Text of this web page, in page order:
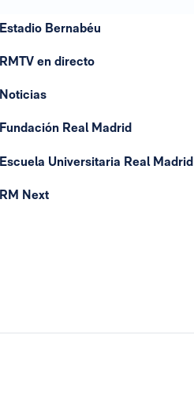
Estadio Bernabéu
RMTV en directo
Noticias
Fundación Real Madrid
Escuela Universitaria Real Madrid
RM Next